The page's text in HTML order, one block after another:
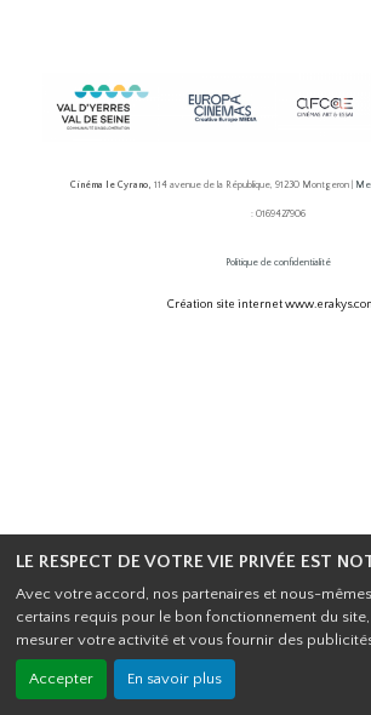
LE RESPECT DE VOTRE VIE PRIVÉE EST
Avec votre accord, nos partenaires et nous-
certains requis pour le bon fonctionnement du
mesurer votre activité et vous fournir des
Accepter En savoir plus
Cinéma le Cyrano, 114 avenue de la République, 91230 Montgeron |
: 0169427906
Politique de confidentialité
Création site internet